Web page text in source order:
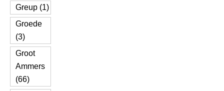
Greup (1)
Groede
(3)
Groot
Ammers
(66)